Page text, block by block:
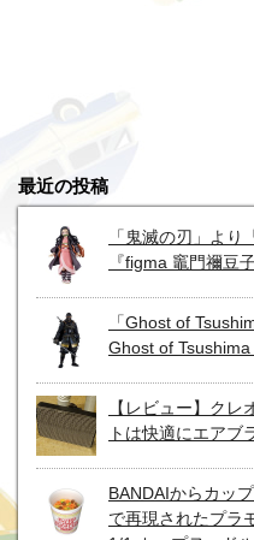
最近の投稿
「鬼滅の刃」よ
『figma 竈門禰豆
「Ghost of
Ghost of Tsushima
【レビュー】ク
トは快適にエアブ
BANDAIからカッ
で再現されたプラ